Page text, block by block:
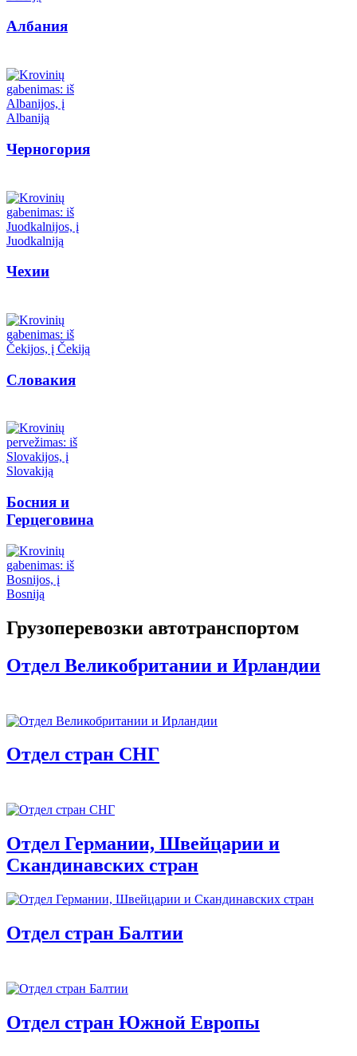
Албания
Черногория
Чехии
Словакия
Босния и
Герцеговина
Грузоперевозки автотранспортом
Отдел Великобритании и Ирландии
Отдел стран СНГ
Отдел Германии, Швейцарии и
Скандинавских стран
Отдел стран Балтии
Отдел стран Южной Европы